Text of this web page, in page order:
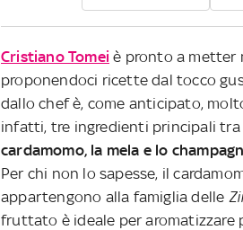
Cristiano Tomei è pronto a metter
proponendoci ricette dal tocco
dallo chef è, come anticipato,
infatti, tre ingredienti principali
cardamomo, la mela e lo
Per chi non lo sapesse, il
appartengono alla famiglia delle
fruttato è ideale per aromatizzare